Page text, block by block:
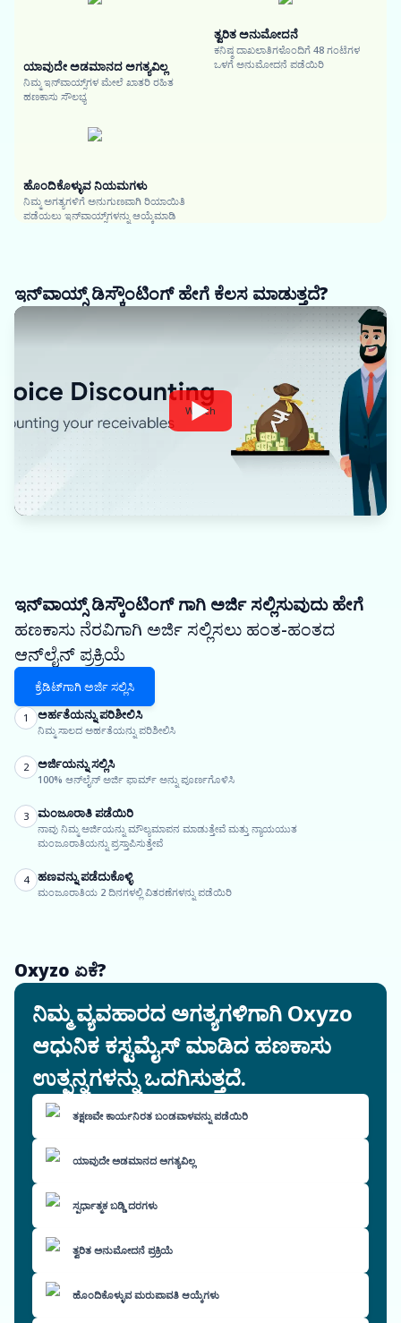
ಯಾವುದೇ ಅಡಮಾನದ ಅಗತ್ಯವಿಲ್ಲ
ನಿಮ್ಮ ಇನ್‌ವಾಯ್ಸ್‌ಗಳ ಮೇಲೆ ಖಾತರಿ ರಹಿತ
ಹಣಕಾಸು ಸೌಲಭ್ಯ
ತ್ವರಿತ ಅನುಮೋದನೆ
ಕನಿಷ್ಠ ದಾಖಲಾತಿಗಳೊಂದಿಗೆ 48 ಗಂಟೆಗಳ
ಒಳಗೆ ಅನುಮೋದನೆ ಪಡೆಯಿರಿ
ಹೊಂದಿಕೊಳ್ಳುವ ನಿಯಮಗಳು
ನಿಮ್ಮ ಅಗತ್ಯಗಳಿಗೆ ಅನುಗುಣವಾಗಿ ರಿಯಾಯಿತಿ
ಪಡೆಯಲು ಇನ್‌ವಾಯ್ಸ್‌ಗಳನ್ನು ಆಯ್ಕೆಮಾಡಿ
ಇನ್‌ವಾಯ್ಸ್ ಡಿಸ್ಕೌಂಟಿಂಗ್ ಹೇಗೆ ಕೆಲಸ ಮಾಡುತ್ತದೆ?
Watch
ಇನ್‌ವಾಯ್ಸ್ ಡಿಸ್ಕೌಂಟಿಂಗ್ ಗಾಗಿ ಅರ್ಜಿ ಸಲ್ಲಿಸುವುದು ಹೇಗೆ
ಹಣಕಾಸು ನೆರವಿಗಾಗಿ ಅರ್ಜಿ ಸಲ್ಲಿಸಲು ಹಂತ-ಹಂತದ
ಆನ್‌ಲೈನ್ ಪ್ರಕ್ರಿಯೆ
ಕ್ರೆಡಿಟ್‌ಗಾಗಿ ಅರ್ಜಿ ಸಲ್ಲಿಸಿ
1 ಅರ್ಹತೆಯನ್ನು ಪರಿಶೀಲಿಸಿ
ನಿಮ್ಮ ಸಾಲದ ಅರ್ಹತೆಯನ್ನು ಪರಿಶೀಲಿಸಿ
2 ಅರ್ಜಿಯನ್ನು ಸಲ್ಲಿಸಿ
100% ಆನ್‌ಲೈನ್ ಅರ್ಜಿ ಫಾರ್ಮ್ ಅನ್ನು ಪೂರ್ಣಗೊಳಿಸಿ
3 ಮಂಜೂರಾತಿ ಪಡೆಯಿರಿ
ನಾವು ನಿಮ್ಮ ಅರ್ಜಿಯನ್ನು ಮೌಲ್ಯಮಾಪನ ಮಾಡುತ್ತೇವೆ ಮತ್ತು ನ್ಯಾಯಯುತ
ಮಂಜೂರಾತಿಯನ್ನು ಪ್ರಸ್ತಾಪಿಸುತ್ತೇವೆ
4 ಹಣವನ್ನು ಪಡೆದುಕೊಳ್ಳಿ
ಮಂಜೂರಾತಿಯ 2 ದಿನಗಳಲ್ಲಿ ವಿತರಣೆಗಳನ್ನು ಪಡೆಯಿರಿ
Oxyzo ಏಕೆ?
ನಿಮ್ಮ ವ್ಯವಹಾರದ ಅಗತ್ಯಗಳಿಗಾಗಿ Oxyzo
ಆಧುನಿಕ ಕಸ್ಟಮೈಸ್ ಮಾಡಿದ ಹಣಕಾಸು
ಉತ್ಪನ್ನಗಳನ್ನು ಒದಗಿಸುತ್ತದೆ.
ತಕ್ಷಣವೇ ಕಾರ್ಯನಿರತ ಬಂಡವಾಳವನ್ನು ಪಡೆಯಿರಿ
ಯಾವುದೇ ಅಡಮಾನದ ಅಗತ್ಯವಿಲ್ಲ
ಸ್ಪರ್ಧಾತ್ಮಕ ಬಡ್ಡಿ ದರಗಳು
ತ್ವರಿತ ಅನುಮೋದನೆ ಪ್ರಕ್ರಿಯೆ
ಹೊಂದಿಕೊಳ್ಳುವ ಮರುಪಾವತಿ ಆಯ್ಕೆಗಳು